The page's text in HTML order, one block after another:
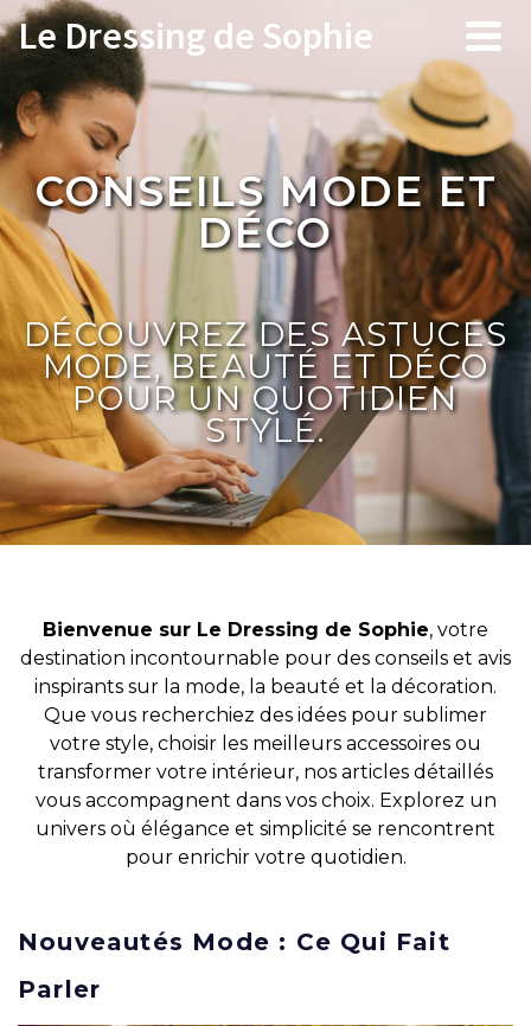
Le Dressing de Sophie
CONSEILS MO |
DÉCOUVREZ DES ASTUCES
MODE, BEAUTÉ ET DÉCO
POUR UN QUOTIDIEN
STYLÉ.
Bienvenue sur Le Dressing de Sophie, votre
destination incontournable pour des conseils et avis
inspirants sur la mode, la beauté et la décoration.
Que vous recherchiez des idées pour sublimer
votre style, choisir les meilleurs accessoires ou
transformer votre intérieur, nos articles détaillés
vous accompagnent dans vos choix. Explorez un
univers où élégance et simplicité se rencontrent
pour enrichir votre quotidien.
Nouveautés Mode : Ce Qui Fait
Parler